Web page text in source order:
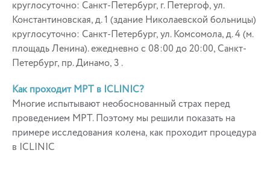
круглосуточно: Санкт-Петербург, г. Петергоф, ул.
Константиновская, д. 1 (здание Николаевской больницы)
круглосуточно: Санкт-Петербург, ул. Комсомола, д. 4 (м.
площадь Ленина). ежедневно с 08:00 до 20:00, Санкт-
Петербург, пр. Динамо, 3 .
Как проходит МРТ в ICLINIC?
Многие испытывают необоснованный страх перед
проведением МРТ. Поэтому мы решили показать на
примере исследования колена, как проходит процедура
в ICLINIC